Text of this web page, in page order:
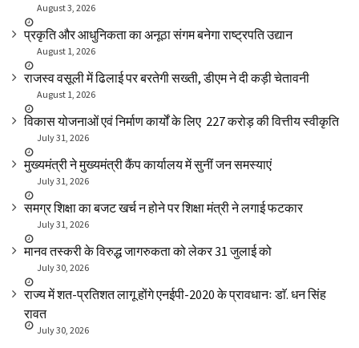
August 3, 2026
प्रकृति और आधुनिकता का अनूठा संगम बनेगा राष्ट्रपति उद्यान
August 1, 2026
राजस्व वसूली में ढिलाई पर बरतेगी सख्ती, डीएम ने दी कड़ी चेतावनी
August 1, 2026
विकास योजनाओं एवं निर्माण कार्यों के लिए ₹ 227 करोड़ की वित्तीय स्वीकृति
July 31, 2026
मुख्यमंत्री ने मुख्यमंत्री कैंप कार्यालय में सुनीं जन समस्याएं
July 31, 2026
समग्र शिक्षा का बजट खर्च न होने पर शिक्षा मंत्री ने लगाई फटकार
July 31, 2026
मानव तस्करी के विरुद्ध जागरुकता को लेकर 31 जुलाई को
July 30, 2026
राज्य में शत-प्रतिशत लागू होंगे एनईपी-2020 के प्रावधानः डाॅ. धन सिंह
रावत
July 30, 2026